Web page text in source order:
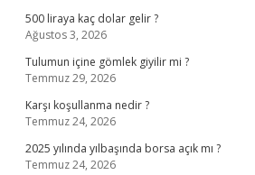
500 liraya kaç dolar gelir ?
Ağustos 3, 2026
Tulumun içine gömlek giyilir mi ?
Temmuz 29, 2026
Karşı koşullanma nedir ?
Temmuz 24, 2026
2025 yılında yılbaşında borsa açık mı ?
Temmuz 24, 2026